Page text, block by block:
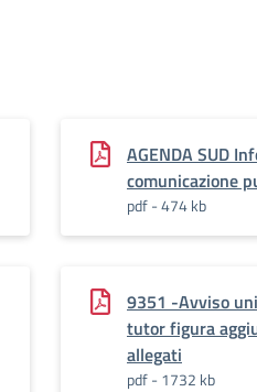
AGENDA SUD
comunicazione
pdf - 474 kb
9351 -Avviso
tutor figura
allegati
pdf - 1732 kb